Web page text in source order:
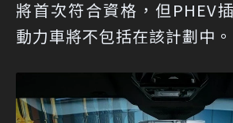
將首次符合資格，但PHEV
動力車將不包括在該計劃中。